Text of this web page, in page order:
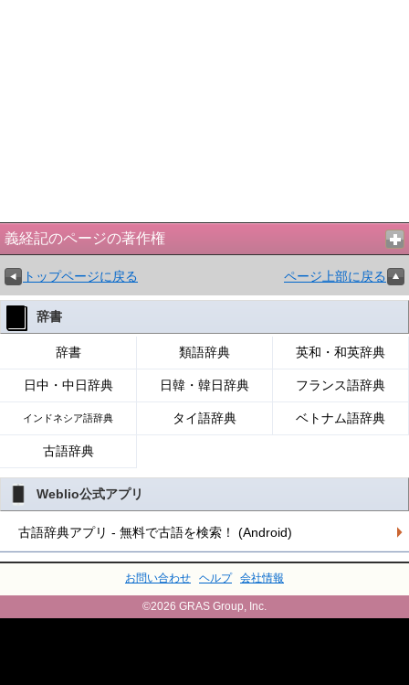
義経記のページの著作権
トップページに戻る ページ上部に戻る
辞書
辞書 類語辞典 英和・和英辞典
日中・中日辞典 日韓・韓日辞典 フランス語辞典
インドネシア語辞典 タイ語辞典 ベトナム語辞典
古語辞典
Weblio公式アプリ
古語辞典アプリ - 無料で古語を検索！ (Android)
お問い合わせ ヘルプ 会社情報
©2026 GRAS Group, Inc.